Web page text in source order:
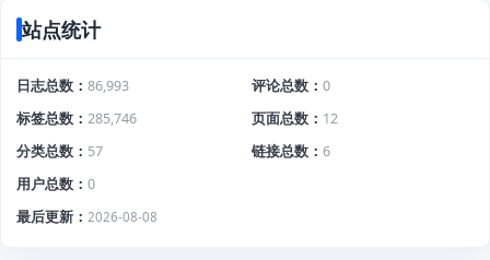
站点统计
日志总数 86,993 评论总数
0
标签总数
285,746 页面总数
12
分类总数
57 链接总数
6
用户总数
0
最后更新
2026-08-08